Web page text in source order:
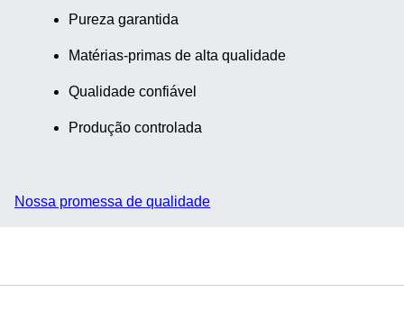
Pureza garantida
Matérias-primas de alta qualidade
Qualidade confiável
Produção controlada
Nossa promessa de qualidade